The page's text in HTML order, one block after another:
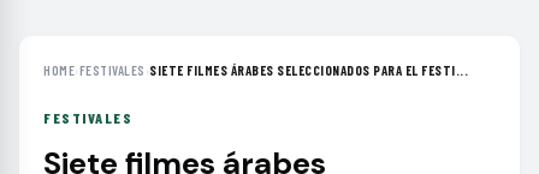
HOME›FESTIVALES ›SIETE FILMES ÁRABES SELECCIONADOS PARA EL FESTI...
FESTIVALES
Siete filmes árabes